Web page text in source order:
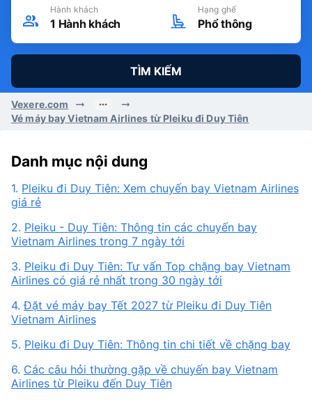
Hành khách
1 Hành khách
Hạng ghế
Phổ thông
TÌM KIẾM
Vexere.com
Vé máy bay Vietnam Airlines từ Pleiku đi Duy Tiên
Danh mục nội dung
1. Pleiku đi Duy Tiên: Xem chuyến bay Vietnam Airlines
giá rẻ
2. Pleiku - Duy Tiên: Thông tin các chuyến bay
Vietnam Airlines trong 7 ngày tới
3. Pleiku đi Duy Tiên: Tư vấn Top chặng bay Vietnam
Airlines có giá rẻ nhất trong 30 ngày tới
4.Đặt vé máy bay Tết 2027 từ Pleiku đi Duy Tiên
Vietnam Airlines
5. Pleiku đi Duy Tiên: Thông tin chi tiết về chặng bay
6. Các câu hỏi thường gặp về chuyến bay Vietnam
Airlines từ Pleiku đến Duy Tiên